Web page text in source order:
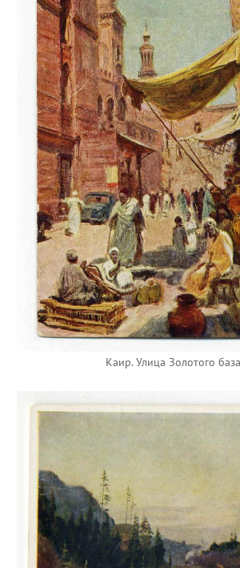
Каир. Улица Золотого